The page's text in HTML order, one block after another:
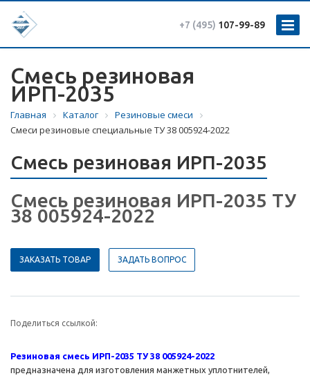
+7 (495) 107-99-89
Смесь резиновая
ИРП-2035
Главная Каталог
Резиновые смеси
Смеси резиновые специальные ТУ 38 005924-2022
Смесь резиновая ИРП-2035
Смесь резиновая ИРП-2035 ТУ
38 005924-2022
ЗАКАЗАТЬ ТОВАР ЗАДАТЬ ВОПРОС
Поделиться ссылкой:
Резиновая смесь ИРП-2035 ТУ 38 005924-2022
предназначена для изготовления манжетных уплотнителей,